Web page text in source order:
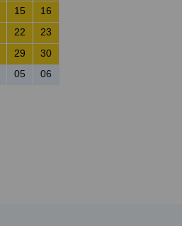
15
16
22
23
29
30
05
06